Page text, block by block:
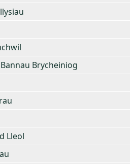
Brycheiniog
Lleol